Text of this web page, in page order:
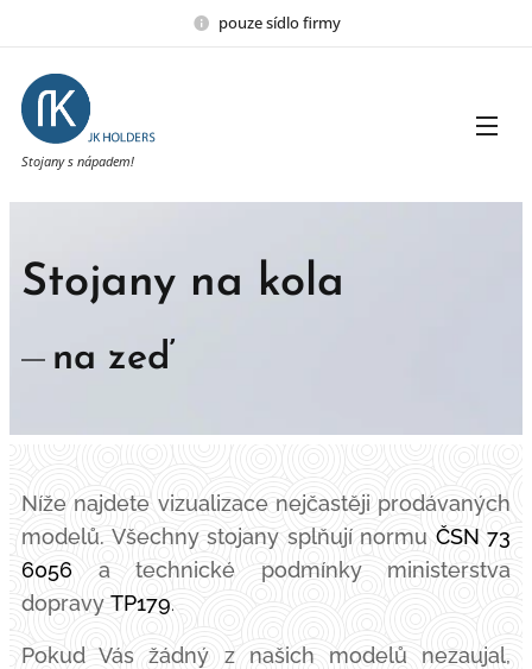
pouze sídlo firmy
Stojany s nápadem!
Stojany na kola
na zeď
Níže najdete vizualizace nejčastěji prodávaných
modelů. Všechny stojany splňují normu ČSN 73
6056
a
technické podmínky ministerstva
dopravy TP179.
Pokud Vás žádný z našich modelů nezaujal,